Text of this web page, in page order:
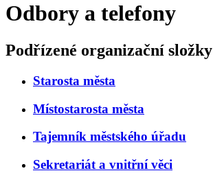
Odbory a telefony
Podřízené organizační složky
Starosta města
Místostarosta města
Tajemník městského úřadu
Sekretariát a vnitřní věci